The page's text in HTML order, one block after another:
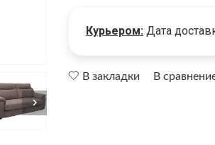
Курьером: Дата
В закладки В